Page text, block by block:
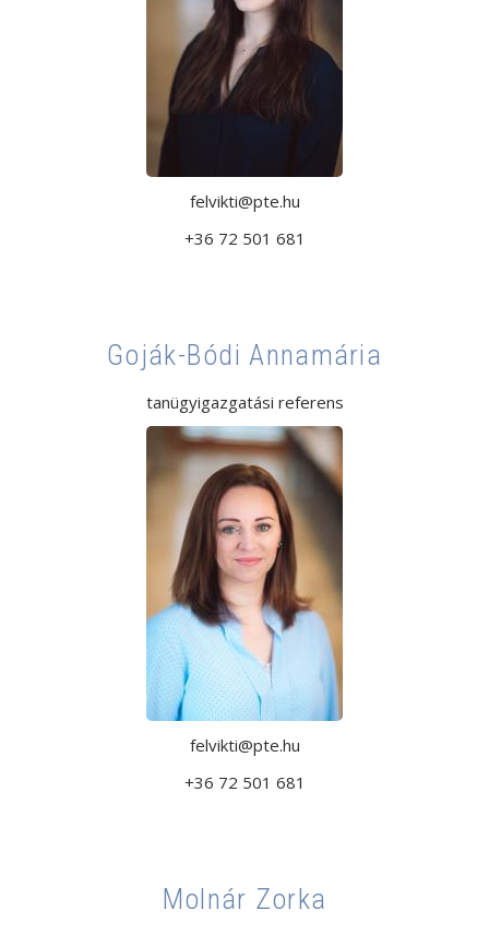
felvikti@pte.hu
+36 72 501 681
Goják-Bódi Annamária
tanügyigazgatási referens
felvikti@pte.hu
+36 72 501 681
Molnár Zorka